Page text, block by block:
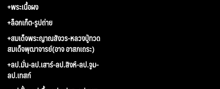
+พระเนื้อผง
+ล็อกเก็ต-รูปถ่าย
+สมเด็จพระญาณสังวร-หลวงปู่ทวด
สมเด็จพุฒาจารย์(อาจ อาสภเถระ)
+ลป.มั่น-ลป.เสาร์-ลป.สิงห์-ลป.จูม-
ลป.เทสก์